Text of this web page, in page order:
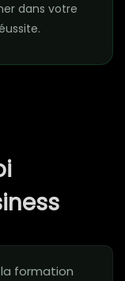
dans votre
formation